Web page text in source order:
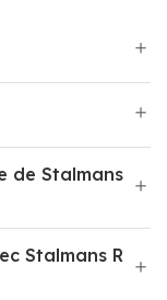
de Stalmans
Stalmans R